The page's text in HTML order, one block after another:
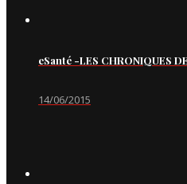
eSanté -LES CHRONIQUES
14/06/2015